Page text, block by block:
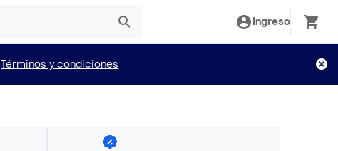
Ingreso
Términos y condiciones